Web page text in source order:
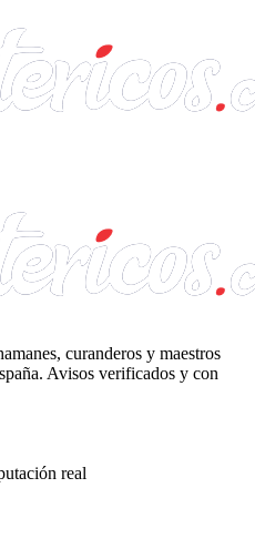
curanderos y maestros
Avisos verificados y con
real